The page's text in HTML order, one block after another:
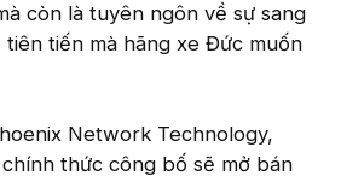
còn là tuyên ngôn về sự sang
tiến mà hãng xe Đức muốn
Network Technology,
thức công bố sẽ mở bán